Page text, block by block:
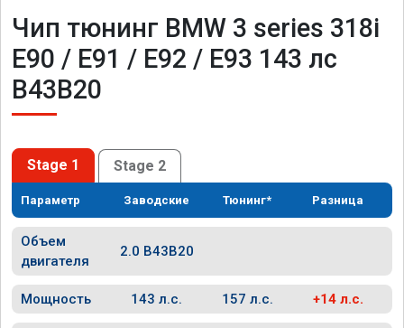
Чип тюнинг BMW 3 series 318i
E90 / E91 / E92 / E93 143 лс
B43B20
Stage 1 Stage 2
Параметр Заводские Тюнинг* Разница
Объем
двигателя
2.0 B43B20
Мощность 143 л.с. 157 л.с. +14 л.с.